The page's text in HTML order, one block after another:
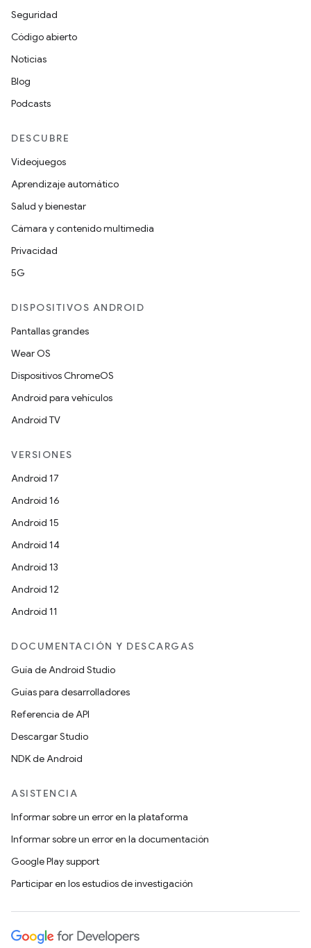
Seguridad
Código abierto
Noticias
Blog
Podcasts
DESCUBRE
Videojuegos
Aprendizaje automático
Salud y bienestar
Cámara y contenido multimedia
Privacidad
5G
DISPOSITIVOS ANDROID
Pantallas grandes
Wear OS
Dispositivos ChromeOS
Android para vehículos
Android TV
VERSIONES
Android 17
Android 16
Android 15
Android 14
Android 13
Android 12
Android 11
DOCUMENTACIÓN Y DESCARGAS
Guía de Android Studio
Guías para desarrolladores
Referencia de API
Descargar Studio
NDK de Android
ASISTENCIA
Informar sobre un error en la plataforma
Informar sobre un error en la documentación
Google Play support
Participar en los estudios de investigación